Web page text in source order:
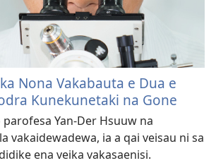
Nona Vakabauta e Dua e
Kunekunetaki na Gone
Yan-Der Hsuuw na
vakaidewadewa, ia a qai veisau ni sa
ena veika vakasaenisi.